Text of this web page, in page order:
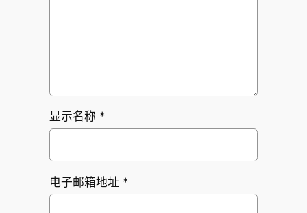
显示名称 *
电子邮箱地址 *